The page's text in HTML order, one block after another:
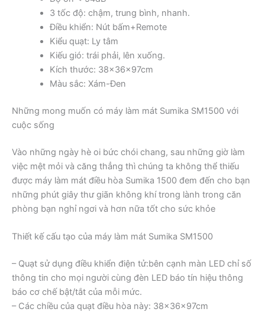
3 tốc độ: chậm, trung bình, nhanh.
Điều khiển: Nút bấm+Remote
Kiểu quạt: Ly tâm
Kiếu gió: trái phải, lên xuống.
Kích thước: 38x36x97cm
Màu sắc: Xám-Đen
Những mong muốn có máy làm mát Sumika SM1500 với
cuộc sống
Vào những ngày hè oi bức chói chang, sau những giờ làm
việc mệt mỏi và căng thẳng thì chúng ta không thể thiếu
được máy làm mát điều hòa Sumika 1500 đem đến cho bạn
những phút giây thư giãn không khí trong lành trong căn
phòng bạn nghỉ ngơi và hơn nữa tốt cho sức khỏe
Thiết kế cấu tạo của máy làm mát Sumika SM1500
– Quạt sử dụng điều khiển điện tử:bên cạnh màn LED chỉ số
thông tin cho mọi người cùng đèn LED báo tín hiệu thông
báo cơ chế bật/tắt của mỗi mức.
– Các chiều của quạt điều hòa này: 38x36x97cm